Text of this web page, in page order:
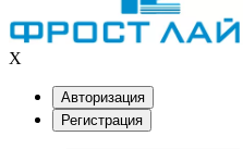
X
Авторизация
Регистрация